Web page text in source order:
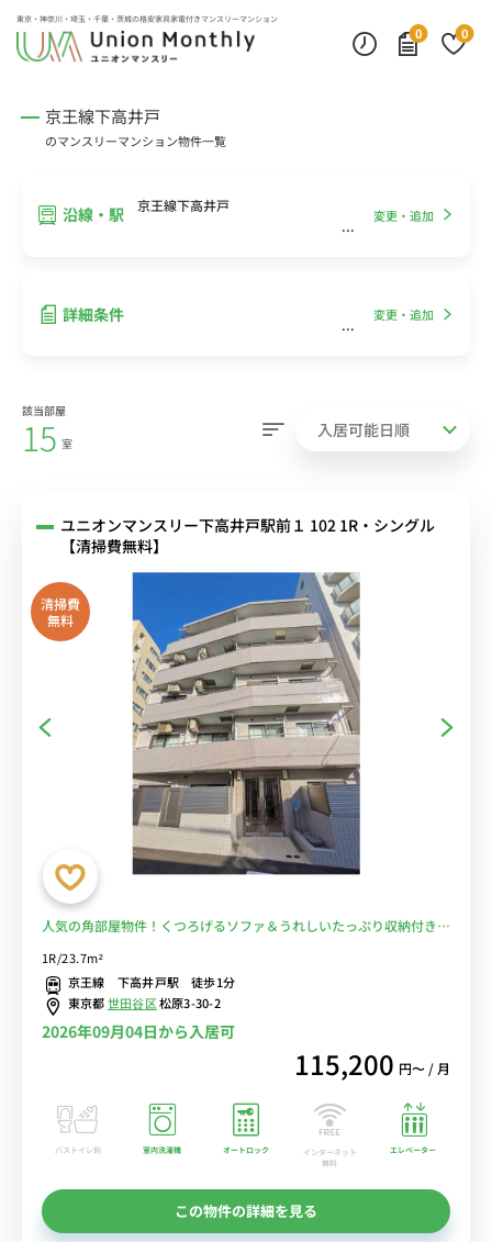
東京・神奈川・埼玉・千葉・茨城の格安家具家電付きマンスリーマンション
0
0
京王線下高井戸
のマンスリーマンション物件一覧
沿線・駅 京王線下高井戸
変更・追加
詳細条件 変更・追加
該当部屋
15 室
ユニオンマンスリー下高井戸駅前１ 102 1R・シングル
【清掃費無料】
清掃費
無料
人気の角部屋物件！くつろげるソファ＆うれしいたっぷり収納付き♪
安レンタル中！
1R/23.7m²
京王線 下高井戸駅 徒歩1分
東京都世田谷区松原3-30-2
2026年09月04日から入居可
115,200 円〜 / 月
バストイレ別 室内洗濯機 オートロック
インターネット
無料
エレベーター
この物件の詳細を見る